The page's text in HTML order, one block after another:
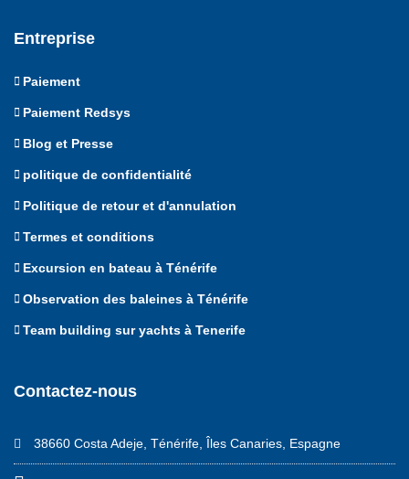
Entreprise
Paiement
Paiement Redsys
Blog et Presse
politique de confidentialité
Politique de retour et d'annulation
Termes et conditions
Excursion en bateau à Ténérife
Observation des baleines à Ténérife
Team building sur yachts à Tenerife
Contactez-nous
38660 Costa Adeje, Ténérife, Îles Canaries, Espagne